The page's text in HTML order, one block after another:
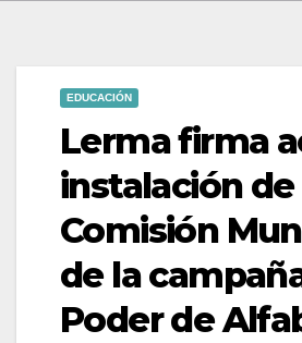
EDUCACIÓN
Lerma firma
instalación de
Comisión
de la
Poder de